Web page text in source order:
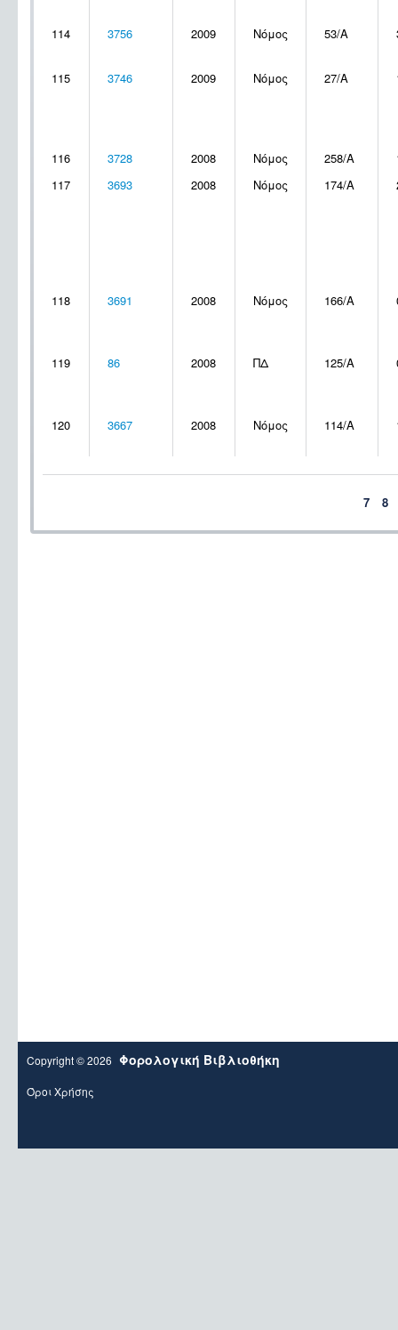
114 3756 2009 Νόμος 53/Α
115 3746 2009 Νόμος 27/Α
116 3728 2008 Νόμος 258/A
117
3693 2008 Νόμος 174/Α
118 3691 2008 Νόμος 166/Α
119 86 2008 ΠΔ 125/Α
120 3667 2008 Νόμος 114/Α
7 8
Copyright © 2026 Φορολογική Βιβλιοθήκη
Όροι Χρήσης